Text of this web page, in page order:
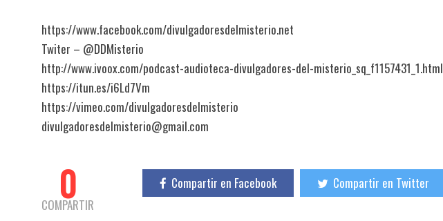
https://www.facebook.com/divulgadoresdelmisterio.net
Twiter – @DDMisterio
http://www.ivoox.com/podcast-audioteca-divulgadores-del-misterio_sq_f1157431_1.html
https://itun.es/i6Ld7Vm
https://vimeo.com/divulgadoresdelmisterio
divulgadoresdelmisterio@gmail.com
0
COMPARTIR
Compartir en Facebook Compartir en Twitter